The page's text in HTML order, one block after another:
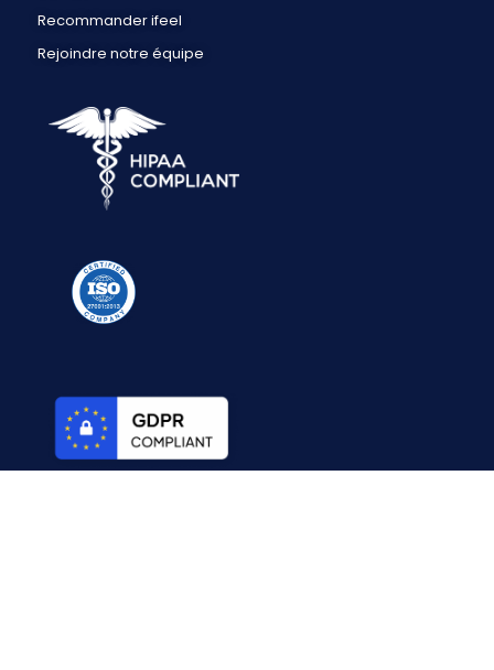
Recommander ifeel
Rejoindre notre équipe